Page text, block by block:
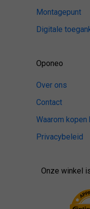
Montagepunt
Digitale
Oponeo
Over ons
Contact
Waarom kopen
Privacybeleid
Onze winkel